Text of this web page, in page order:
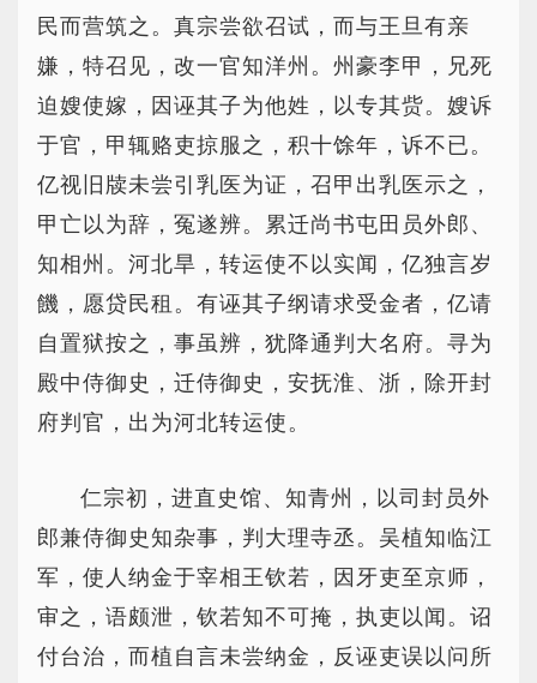
民而营筑之。真宗尝欲召试，而与王旦有亲
嫌，特召见，改一官知洋州。州豪李甲，兄死
迫嫂使嫁，因诬其子为他姓，以专其赀。嫂诉
于官，甲辄赂吏掠服之，积十馀年，诉不已。
亿视旧牍未尝引乳医为证，召甲出乳医示之，
甲亡以为辞，冤遂辨。累迁尚书屯田员外郎、
知相州。河北旱，转运使不以实闻，亿独言岁
饑，愿贷民租。有诬其子纲请求受金者，亿请
自置狱按之，事虽辨，犹降通判大名府。寻为
殿中侍御史，迁侍御史，安抚淮、浙，除开封
府判官，出为河北转运使。
仁宗初，进直史馆、知青州，以司封员外
郎兼侍御史知杂事，判大理寺丞。吴植知临江
军，使人纳金于宰相王钦若，因牙吏至京师，
审之，语颇泄，钦若知不可掩，执吏以闻。诏
付台治，而植自言未尝纳金，反诬吏误以问所